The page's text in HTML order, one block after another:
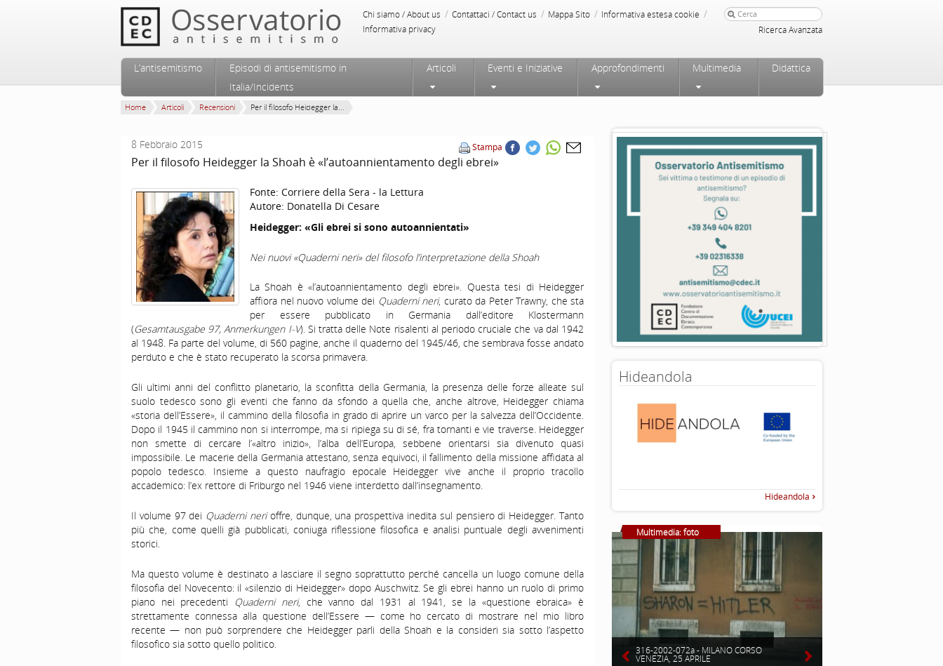
Chi siamo / About us / Contattaci / Contact us / Mappa Sito / Informativa estesa cookie /
Informativa privacy Ricerca Avanzata
Menu principale
Vai al contenuto principale
Vai al contenuto secondario
L’antisemitismo
Episodi di antisemitismo in
Italia/Incidents
Articoli Eventi e Iniziative Approfondimenti Multimedia Didattica
Home Articoli Recensioni Per il filosofo Heidegger la...
Stampa
8 Febbraio 2015
Per il filosofo Heidegger la Shoah è «l’autoannientamento degli ebrei»
Fonte: Corriere della Sera - la Lettura
Autore: Donatella Di Cesare
Heidegger: «Gli ebrei si sono autoannientati»
Nei nuovi «Quaderni neri» del filosofo l’interpretazione della Shoah
La Shoah è «l’autoannientamento degli ebrei». Questa tesi di Heidegger
affiora nel nuovo volume dei Quaderni neri, curato da Peter Trawny, che sta
per essere pubblicato in Germania dall’editore Klostermann
(Gesamtausgabe 97, Anmerkungen I-V). Si tratta delle Note risalenti al periodo cruciale che va dal 1942
al 1948. Fa parte del volume, di 560 pagine, anche il quaderno del 1945/46, che sembrava fosse andato
perduto e che è stato recuperato la scorsa primavera.
Gli ultimi anni del conflitto planetario, la sconfitta della Germania, la presenza delle forze alleate sul
suolo tedesco sono gli eventi che fanno da sfondo a quella che, anche altrove, Heidegger chiama
«storia dell’Essere», il cammino della filosofia in grado di aprire un varco per la salvezza dell’Occidente.
Dopo il 1945 il cammino non si interrompe, ma si ripiega su di sé, fra tornanti e vie traverse. Heidegger
non smette di cercare l’«altro inizio», l’alba dell’Europa, sebbene orientarsi sia divenuto quasi
impossibile. Le macerie della Germania attestano, senza equivoci, il fallimento della missione affidata al
popolo tedesco. Insieme a questo naufragio epocale Heidegger vive anche il proprio tracollo
accademico: l’ex rettore di Friburgo nel 1946 viene interdetto dall’insegnamento.
Il volume 97 dei Quaderni nerioffre, dunque, una prospettiva inedita sul pensiero di Heidegger. Tanto
più che, come quelli già pubblicati, coniuga riflessione filosofica e analisi puntuale degli avvenimenti
storici.
Ma questo volume è destinato a lasciare il segno soprattutto perché cancella un luogo comune della
filosofia del Novecento: il «silenzio di Heidegger» dopo Auschwitz. Se gli ebrei hanno un ruolo di primo
piano nei precedenti Quaderni neri, che vanno dal 1931 al 1941, se la «questione ebraica» è
strettamente connessa alla questione dell’Essere — come ho cercato di mostrare nel mio libro
recente — non può sorprendere che Heidegger parli della Shoah e la consideri sia sotto l’aspetto
filosofico sia sotto quello politico.
Hideandola
Hideandola
Multimedia: foto
316-2002-072a - MILANO CORSO
VENEZIA, 25 APRILE